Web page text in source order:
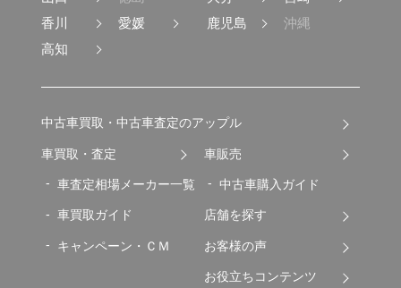
香川
愛媛
高知
鹿児島
沖縄
中古車買取・中古車査定のアップル
車買取・査定
車査定相場メーカー一覧
車買取ガイド
キャンペーン・ＣＭ
車販売
中古車購入ガイド
店舗を探す
お客様の声
お役立ちコンテンツ